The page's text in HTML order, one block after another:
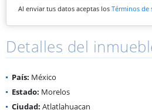
Al enviar tus datos aceptas los Términos de
Detalles del
País: México
Estado: Morelos
Ciudad: Atlatlahuacan